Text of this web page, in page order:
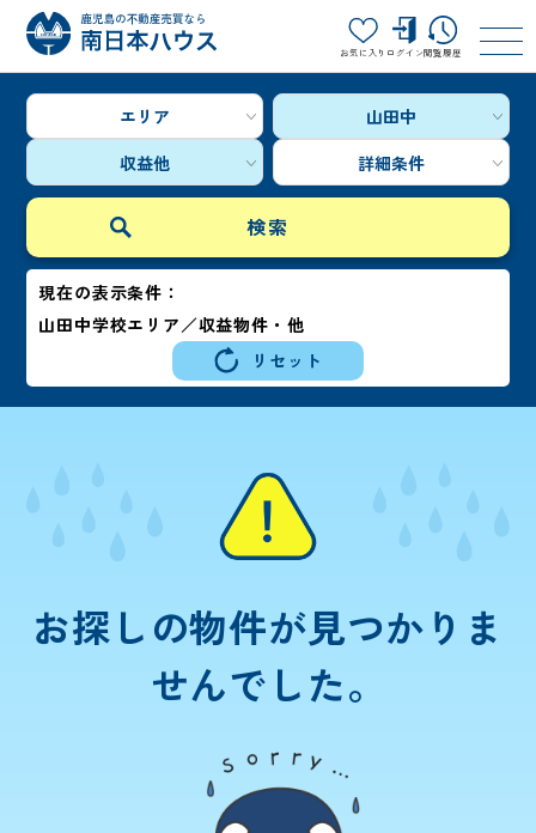
お気に入り ログイン閲覧履歴
エリア
山田中
収益他
詳細条件
現在の表示条件：
山田中学校エリア／収益物件・他
リセット
お探しの物件が見つかりま
せんでした。